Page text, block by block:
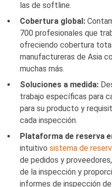
las de softline.
Cobertura global:
700 profesionales que
ofreciendo cobertura
manufactureras de Asia
muchas más.
Soluciones a medida:
trabajo específicas para
para su producto y
cada inspección.
Plataforma de reserva
intuitivo sistema de
de pedidos y
de la inspección y
informes de inspección